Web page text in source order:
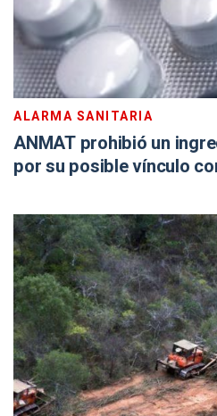
ALARMA SANITARIA
ANMAT prohibió un
por su posible vínculo